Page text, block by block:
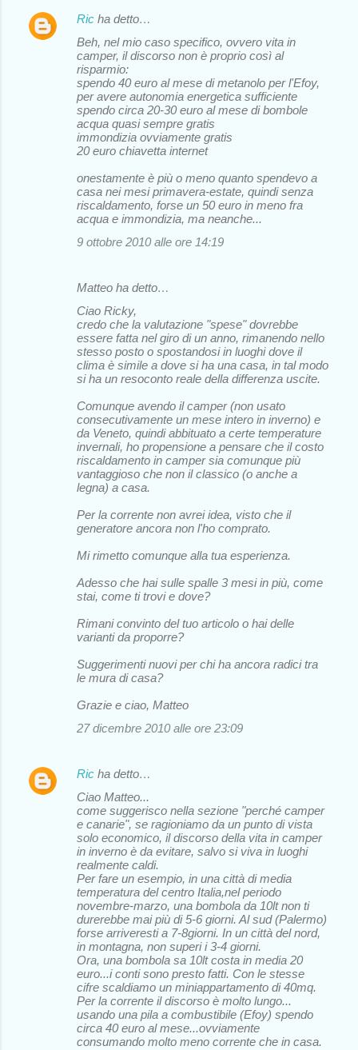
t
i
Ric ha detto…
Beh, nel mio caso specifico, ovvero vita in
camper, il discorso non è proprio così al
risparmio:
spendo 40 euro al mese di metanolo per l'Efoy,
per avere autonomia energetica sufficiente
spendo circa 20-30 euro al mese di bombole
acqua quasi sempre gratis
immondizia ovviamente gratis
20 euro chiavetta internet
onestamente è più o meno quanto spendevo a
casa nei mesi primavera-estate, quindi senza
riscaldamento, forse un 50 euro in meno fra
acqua e immondizia, ma neanche...
9 ottobre 2010 alle ore 14:19
Matteo ha detto…
Ciao Ricky,
credo che la valutazione "spese" dovrebbe
essere fatta nel giro di un anno, rimanendo nello
stesso posto o spostandosi in luoghi dove il
clima è simile a dove si ha una casa, in tal modo
si ha un resoconto reale della differenza uscite.
Comunque avendo il camper (non usato
consecutivamente un mese intero in inverno) e
da Veneto, quindi abbituato a certe temperature
invernali, ho propensione a pensare che il costo
riscaldamento in camper sia comunque più
vantaggioso che non il classico (o anche a
legna) a casa.
Per la corrente non avrei idea, visto che il
generatore ancora non l'ho comprato.
Mi rimetto comunque alla tua esperienza.
Adesso che hai sulle spalle 3 mesi in più, come
stai, come ti trovi e dove?
Rimani convinto del tuo articolo o hai delle
varianti da proporre?
Suggerimenti nuovi per chi ha ancora radici tra
le mura di casa?
Grazie e ciao, Matteo
27 dicembre 2010 alle ore 23:09
Ric ha detto…
Ciao Matteo...
come suggerisco nella sezione "perché camper
e canarie", se ragioniamo da un punto di vista
solo economico, il discorso della vita in camper
in inverno è da evitare, salvo si viva in luoghi
realmente caldi.
Per fare un esempio, in una città di media
temperatura del centro Italia,nel periodo
novembre-marzo, una bombola da 10lt non ti
durerebbe mai più di 5-6 giorni. Al sud (Palermo)
forse arriveresti a 7-8giorni. In un città del nord,
in montagna, non superi i 3-4 giorni.
Ora, una bombola sa 10lt costa in media 20
euro...i conti sono presto fatti. Con le stesse
cifre scaldiamo un miniappartamento di 40mq.
Per la corrente il discorso è molto lungo...
usando una pila a combustibile (Efoy) spendo
circa 40 euro al mese...ovviamente
consumando molto meno corrente che in casa.